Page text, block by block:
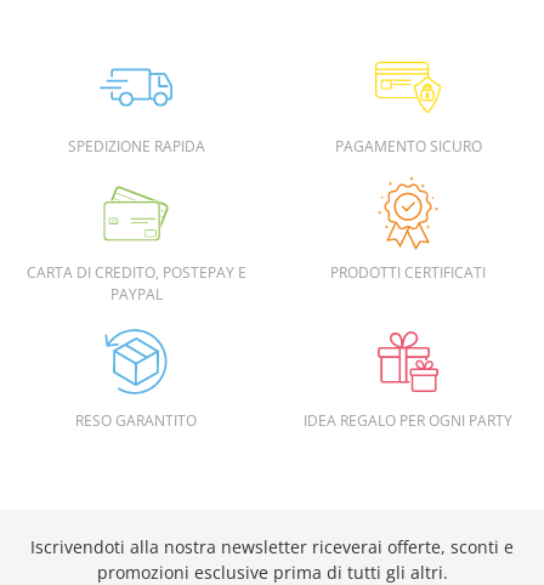
SPEDIZIONE RAPIDA PAGAMENTO SICURO
CARTA DI CREDITO, POSTEPAY E
PAYPAL
PRODOTTI CERTIFICATI
RESO GARANTITO IDEA REGALO PER OGNI PARTY
Iscrivendoti alla nostra newsletter riceverai offerte, sconti e
promozioni esclusive prima di tutti gli altri.